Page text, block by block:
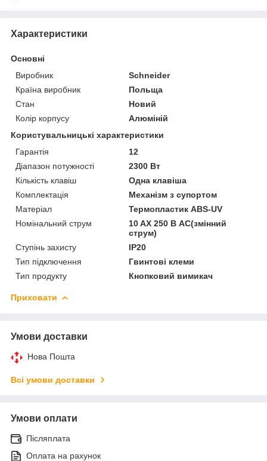
Характеристики
Основні
Виробник
Schneider
Країна виробник
Польща
Стан
Новий
Колір корпусу
Алюміній
Користувальницькі характеристики
Гарантія
12
Діапазон потужності
2300 Вт
Кількість клавіш
Одна клавіша
Комплектація
Механізм з супортом
Матеріал
Термопластик ABS-UV
Номінальний струм
10 AX 250 В AC(змінний
струм)
Ступінь захисту
IP20
Тип підключення
Гвинтові клеми
Тип продукту
Кнопковий вимикач
Приховати
Умови доставки
Нова Пошта
Всі умови доставки
Умови оплати
Післяплата
Оплата на рахунок